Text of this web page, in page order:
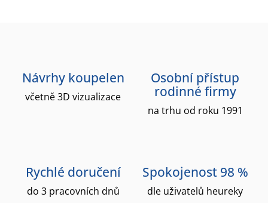
Návrhy koupelen
včetně 3D vizualizace
Osobní přístup
rodinné firmy
na trhu od roku 1991
Rychlé doručení
do 3 pracovních dnů
Spokojenost 98 %
dle uživatelů heureky